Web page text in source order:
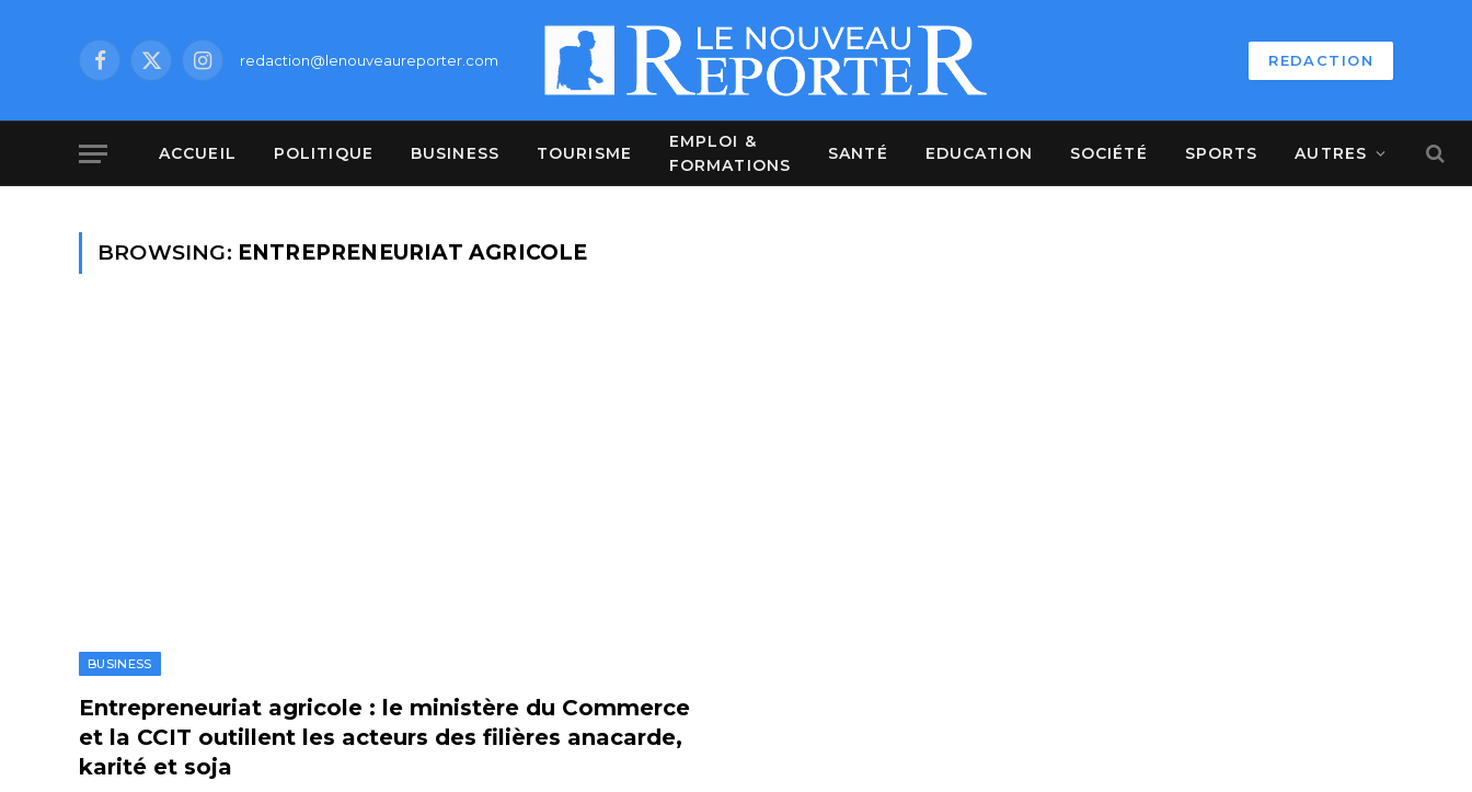
Facebook
X
Instagramredaction@lenouveaureporter.com REDACTION
ACCUEIL POLITIQUE BUSINESS TOURISME
EMPLOI &
FORMATIONS
SANTÉ EDUCATION SOCIÉTÉ SPORTS AUTRES
BROWSING: ENTREPRENEURIAT AGRICOLE
BUSINESS
Entrepreneuriat agricole : le ministère du Commerce
et la CCIT outillent les acteurs des filières anacarde,
karité et soja